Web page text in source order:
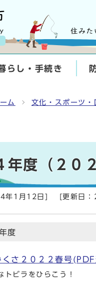
らし・手続き
ム 文化・スポーツ・
年度（２０
年1月12日 [更新日：
度
くさ２０２２春号
トビラをひらこう！